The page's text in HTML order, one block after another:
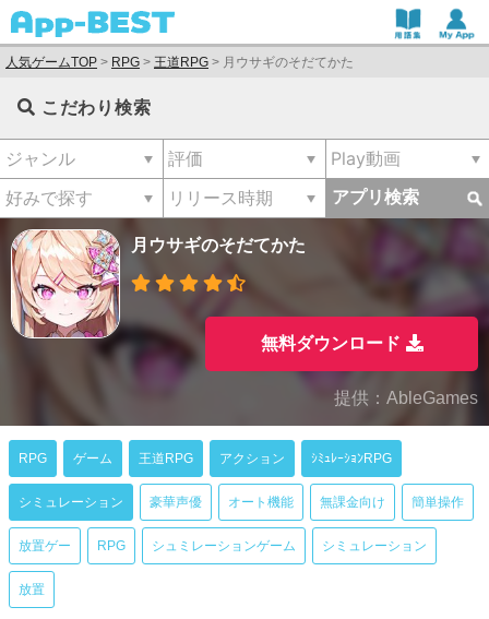
人気ゲームTOP > RPG > 王道RPG > 月ウサギのそだてかた
こだわり検索
アプリ検索
月ウサギのそだてかた
無料ダウンロード
提供：AbleGames
RPG ゲーム 王道RPG アクション ｼﾐｭﾚｰｼｮﾝRPG
シミュレーション 豪華声優 オート機能 無課金向け 簡単操作
放置ゲー RPG シュミレーションゲーム シミュレーション
放置